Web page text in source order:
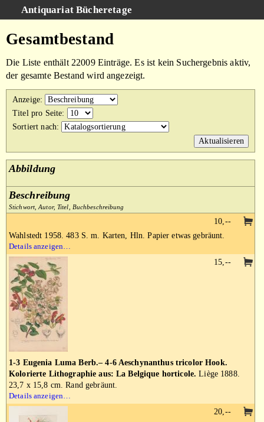
Antiquariat Bücheretage
Gesamtbestand
Warenkorb
AGB
Gesamtbestand
Die Liste enthält 22009 Einträge. Es ist kein Suchergebnis aktiv,
der gesamte Bestand wird angezeigt.
Anzeige:
Titel pro Seite:
Sortiert nach:
Abbildung
Beschreibung
Stichwort, Autor, Titel, Buchbeschreibung
Wahlstedt 1958. 483 S. m. Karten, Hln. Papier etwas gebräunt.
Details anzeigen…
10,--
1-3 Eugenia Luma Berb.– 4-6 Aeschynanthus tricolor Hook.
Kolorierte Lithographie aus: La Belgique horticole. Liège 1888.
23,7 x 15,8 cm. Rand gebräunt.
Details anzeigen…
15,--
20,--